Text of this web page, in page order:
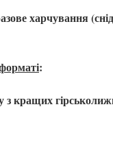
харчування
:
з кращих